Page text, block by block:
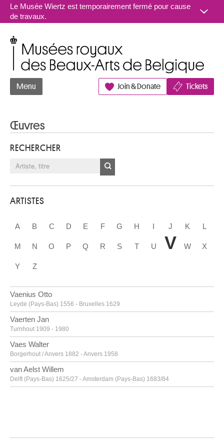
Aller au contenu
Le Musée Wiertz est temporairement fermé pour cause
de travaux.
Menu Join & Donate Tickets
Œuvres
RECHERCHER
ARTISTES
A B C D E F G H I J K L
M N O P Q R S T U V W X
Y Z
Vaenius Otto
Leyde (Pays-Bas) 1556 - Bruxelles 1629
Vaerten Jan
Turnhout 1909 - 1980
Vaes Walter
Borgerhout / Anvers 1882 - Anvers 1958
van Aelst Willem
Delft (Pays-Bas) 1625/27 - Amsterdam (Pays-Bas) 1683/84